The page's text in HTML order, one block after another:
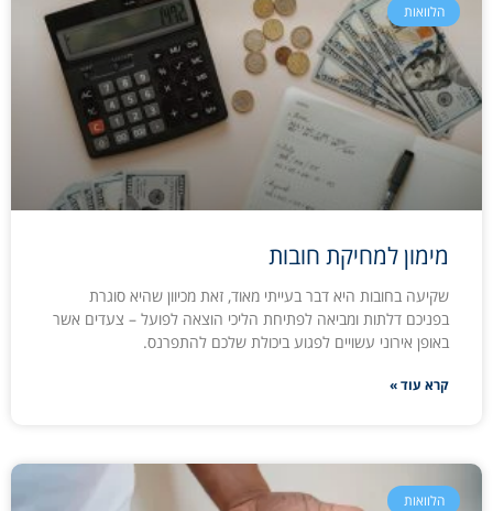
הלוואות
מימון למחיקת חובות
שקיעה בחובות היא דבר בעייתי מאוד, זאת מכיוון שהיא סוגרת
בפניכם דלתות ומביאה לפתיחת הליכי הוצאה לפועל – צעדים אשר
באופן אירוני עשויים לפגוע ביכולת שלכם להתפרנס.
קרא עוד »
הלוואות